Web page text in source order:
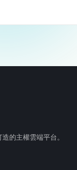
的主權雲端平台。